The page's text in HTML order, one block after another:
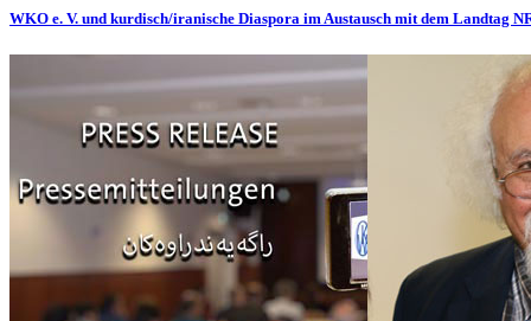
WKO e. V. und kurdisch/iranische Diaspora im Austausch mit dem Landtag